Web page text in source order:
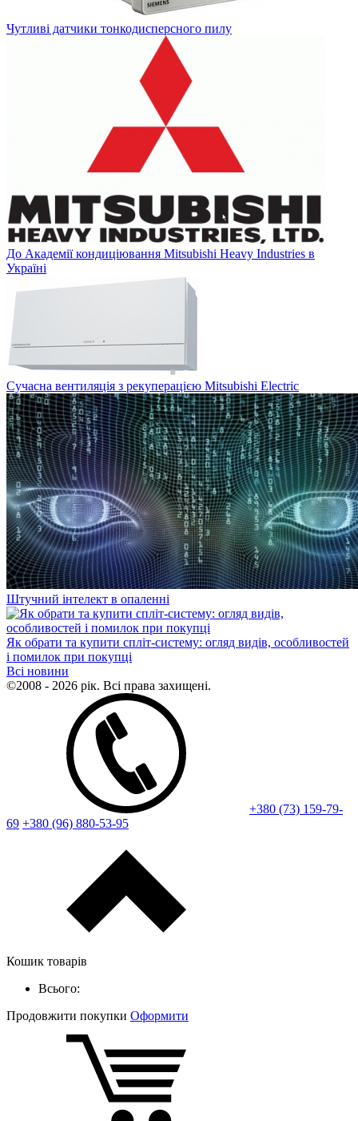
Чутливі датчики тонкодисперсного пилу
До Академії кондиціювання Mitsubishi Heavy Industries в
Україні
Сучасна вентиляція з рекуперацією Mitsubishi Electric
Штучний інтелект в опаленні
Як обрати та купити спліт-систему: огляд видів, особливостей
і помилок при покупці
Всі новини
©2008 - 2026 рік. Всі права захищені.
+380 (73) 159-79-
69 +380 (96) 880-53-95
Кошик товарів
Всього:
Продовжити покупки Оформити